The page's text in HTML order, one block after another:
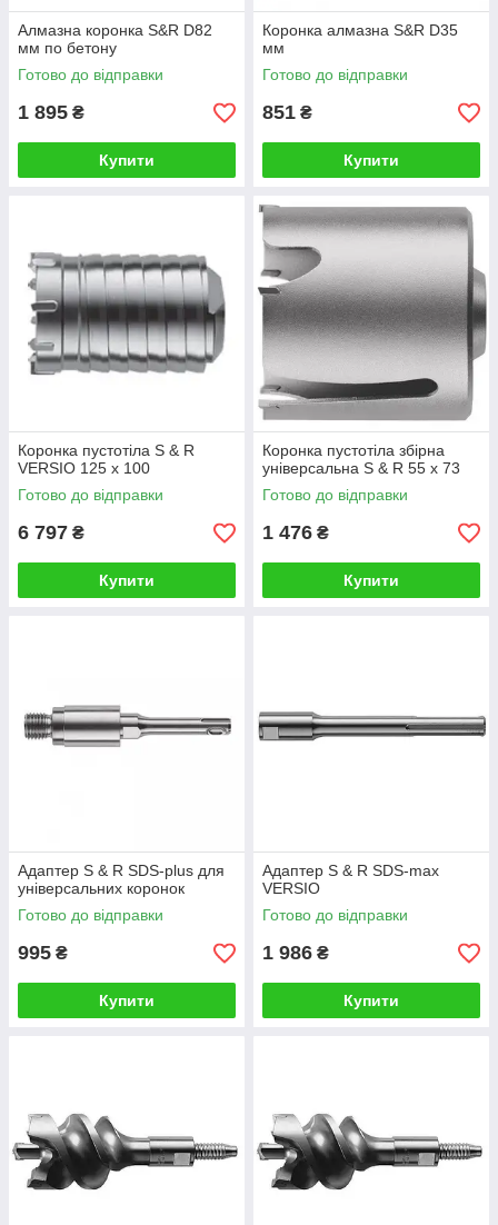
Алмазна коронка S&R D82
мм по бетону
Готово до відправки
1 895 ₴
Купити
Коронка алмазна S&R D35
мм
Готово до відправки
851 ₴
Купити
Коронка пустотіла S & R
VERSIO 125 х 100
Готово до відправки
6 797 ₴
Купити
Коронка пустотіла збірна
універсальна S & R 55 х 73
Готово до відправки
1 476 ₴
Купити
Адаптер S & R SDS-plus для
універсальних коронок
Готово до відправки
995 ₴
Купити
Адаптер S & R SDS-max
VERSIO
Готово до відправки
1 986 ₴
Купити